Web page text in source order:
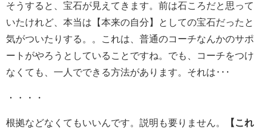
そうすると、宝石が見えてきます。前は石ころだと思って
いたけれど、本当は【本来の自分】としての宝石だったと
気がついたりする。。これは、普通のコーチなんかのサポ
ートがやろうとしていることですね。でも、コーチをつけ
なくても、一人でできる方法があります。それは･･･
・・・・
根拠などなくてもいいんです。説明も要りません。
【これ